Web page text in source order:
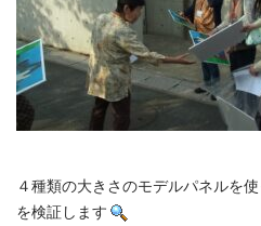
４種類の大きさのモデルパネルを
を検証します